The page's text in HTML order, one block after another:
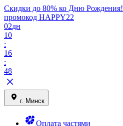
Скидки до 80% ко Дню Рождения!
промокод HAPPY22
02дн
10
:
16
:
48
г. Минск
Оплата частями